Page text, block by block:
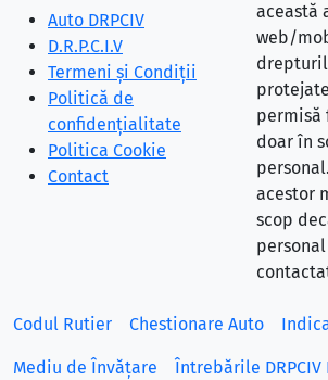
Auto DRPCIV
D.R.P.C.I.V
Termeni și Condiții
Politică de
confidențialitate
Politica Cookie
Contact
această
web/
permisă
doar în
acestor
scop
Codul Rutier Chestionare Auto
Mediu de Învățare Întrebările